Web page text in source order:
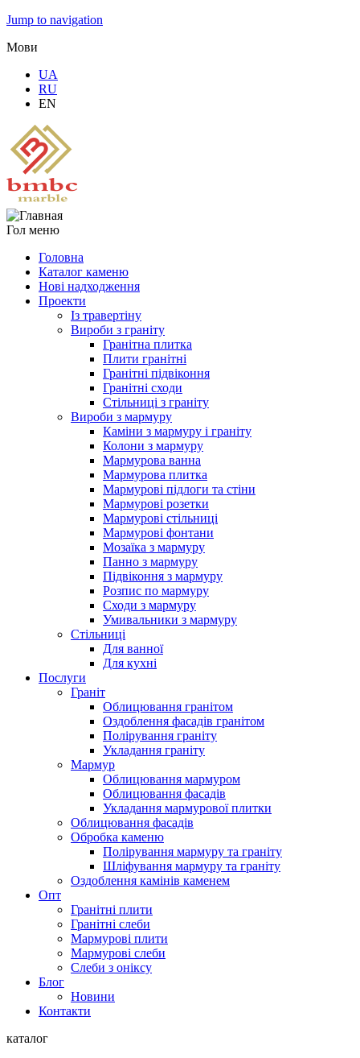
Jump to navigation
Мови
UA
RU
EN
Гол меню
Головна
Каталог каменю
Нові надходження
Проекти
Із травертіну
Вироби з граніту
Гранітна плитка
Плити гранітні
Гранітні підвіконня
Гранітні сходи
Стільниці з граніту
Вироби з мармуру
Каміни з мармуру і граніту
Колони з мармуру
Мармурова ванна
Мармурова плитка
Мармурові підлоги та стіни
Мармурові розетки
Мармурові стільниці
Мармурові фонтани
Мозаїка з мармуру
Панно з мармуру
Підвіконня з мармуру
Розпис по мармуру
Сходи з мармуру
Умивальники з мармуру
Стільниці
Для ванної
Для кухні
Послуги
Граніт
Облицювання гранітом
Оздоблення фасадів гранітом
Полірування граніту
Укладання граніту
Мармур
Облицювання мармуром
Облицювання фасадів
Укладання мармурової плитки
Облицювання фасадів
Обробка каменю
Полірування мармуру та граніту
Шліфування мармуру та граніту
Оздоблення камінів каменем
Опт
Гранітні плити
Гранітні слеби
Мармурові плити
Мармурові слеби
Слеби з оніксу
Блог
Новини
Контакти
каталог